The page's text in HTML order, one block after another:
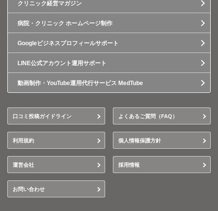
クリニック経営マガジン
病院・クリニック ホームページ制作
Googleビジネスプロフィールサポート
LINE公式アカウント運用サポート
動画制作・YouTube運用代行サービス MedTube
口コミ投稿ガイドライン よくあるご質問（FAQ）
利用規約 個人情報保護方針
運営会社 採用情報
お問い合わせ